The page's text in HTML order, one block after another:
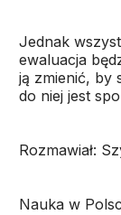
Jednak
ewaluacja
ją zmienić, by
do niej jest
Rozmawiał:
Nauka w